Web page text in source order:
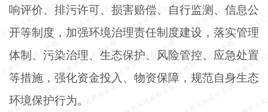
响评价、排污许可、损害赔偿、自行监测、信息公
开等制度，加强环境治理责任制度建设，落实管理
体制、污染治理、生态保护、风险管控、应急处置
等措施，强化资金投入、物资保障，规范自身生态
环境保护行为。